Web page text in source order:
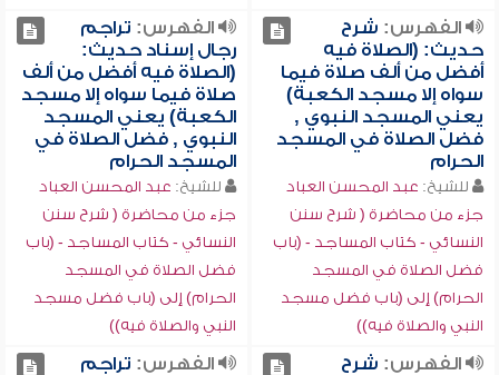
الفهرس: شرح
حديث: (الصلاة فيه
أفضل من ألف صلاة فيما
سواه إلا مسجد الكعبة)
يعني المسجد النبوي ,
فضل الصلاة في المسجد
الحرام
للشيخ: عبد المحسن العباد
جزء من محاضرة ( شرح سنن
النسائي - كتاب المساجد - (باب
فضل الصلاة في المسجد
الحرام) إلى (باب فضل مسجد
النبي والصلاة فيه))
الفهرس: تراجم
رجال إسناد حديث:
(الصلاة فيه أفضل من ألف
صلاة فيما سواه إلا مسجد
الكعبة) يعني المسجد
النبوي , فضل الصلاة في
المسجد الحرام
للشيخ: عبد المحسن العباد
جزء من محاضرة ( شرح سنن
النسائي - كتاب المساجد - (باب
فضل الصلاة في المسجد
الحرام) إلى (باب فضل مسجد
النبي والصلاة فيه))
الفهرس: شرح
الفهرس: تراجم